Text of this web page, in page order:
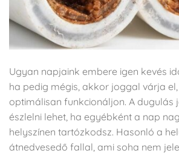
Ugyan napjaink embere igen kevés
ha pedig mégis, akkor joggal várja
optimálisan funkcionáljon. A dugulás
észlelni lehet, ha egyébként a nap
helyszínen tartózkodsz. Hasonló a
átnedvesedő fallal, ami soha nem